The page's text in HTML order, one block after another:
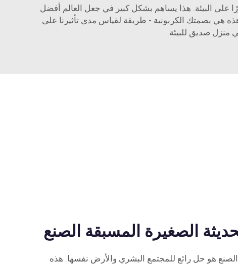
على البيئة. هذا يساهم بشكل كبير في جعل العالم أفضل
هذه هي بصمتك الكربونية - طريقة لقياس مدى تأثيرنا على
منزل صديق للبيئة.
الصغيرة المسبقة الصنع
هو حل رائع للمجتمع البشري والأرض نفسها. هذه